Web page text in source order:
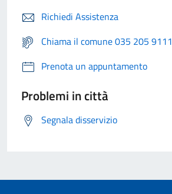
Richiedi Assistenza
Chiama il comune 035 205 9111
Prenota un appuntamento
Problemi in città
Segnala disservizio